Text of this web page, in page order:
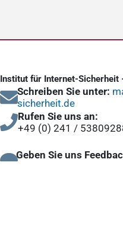
Institut für Internet-Sicherheit
Schreiben Sie unter:
sicherheit.de
Rufen Sie uns an:
+49 (0) 241 /
Geben Sie uns